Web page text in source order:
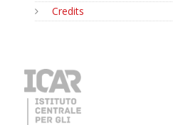
Credits